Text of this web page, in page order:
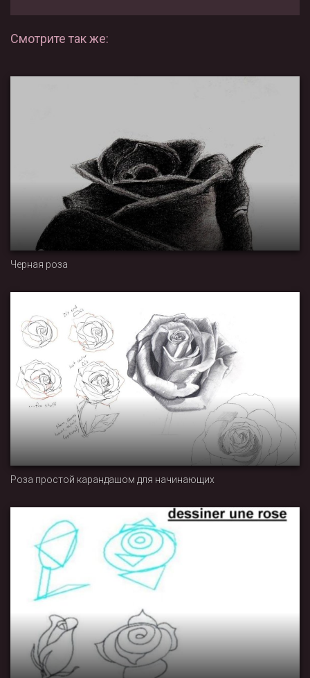
Смотрите так же:
Черная роза
Роза простой карандашом для начинающих